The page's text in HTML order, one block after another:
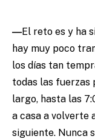
―El reto es y ha
hay muy poco
los días tan
todas las fuerzas
largo, hasta las
a casa a volverte
siguiente. Nunca